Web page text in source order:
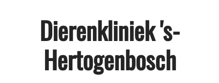
Dierenkliniek 's-
Hertogenbosch